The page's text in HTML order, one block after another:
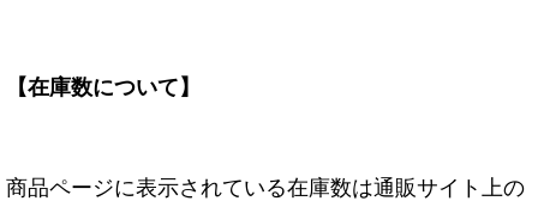
【在庫数について】
商品ページに表示されている在庫数は通販サイト上の